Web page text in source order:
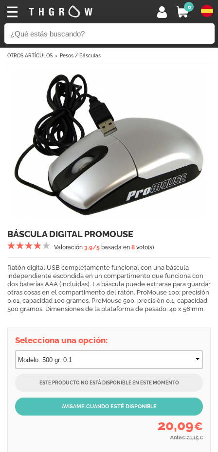
0
OTROS ARTÍCULOS Pesos / Básculas
BÁSCULA DIGITAL PROMOUSE
Valoración 3.9/5 basada en 8 voto(s)
Ratón digital USB completamente funcional con una báscula
independiente escondida en un compartimento que funciona con
dos baterías AAA (incluidas). La báscula puede extrarse para guardar
otras cosas en el compartimento del ratón. ProMouse 100: precisión
0.01, capacidad 100 gramos. ProMouse 500: precisión 0.1, capacidad
500 gramos. Dimensiones de la plataforma de pesado: 40 x 56 mm.
Selecciona una opción:
ESTE PRODUCTO NO ESTÁ DISPONIBLE EN ESTE MOMENTO
AVISAME CUANDO ESTÉ DISPONIBLE
20,09€
Antes: 21,15 €